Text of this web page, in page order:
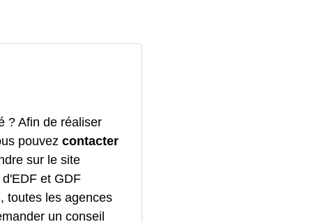
? Afin de réaliser
pouvez contacter
sur le site
et GDF
toutes les agences
un conseil